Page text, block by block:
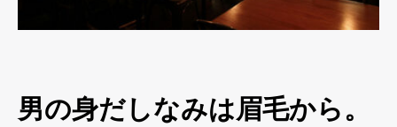
男の身だしなみは眉毛から。